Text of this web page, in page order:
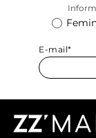
E-mail*